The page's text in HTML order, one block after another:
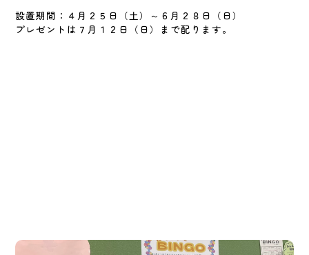
設置期間：４月２５日（土）～６月２８日（日）
プレゼントは７月１２日（日）まで配ります。